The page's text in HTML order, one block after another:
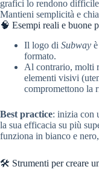
grafici lo rendono difficile
Mantieni semplicità e
🧠 Esempi reali e buone
Il logo di Subway
formato.
Al contrario, molti
elementi visivi
compromettono la
Best practice: inizia con
la sua efficacia su più
funziona in bianco e
🛠️ Strumenti per creare